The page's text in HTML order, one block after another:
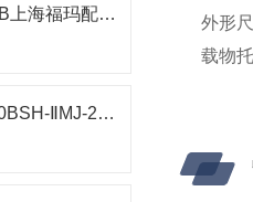
霉菌培养箱MP-250B上海福玛配置技术参数
MJ-80BSH-ⅡMJ-150BSH-ⅡMJ-250BSH-ⅡMJ-300BSH-Ⅱ霉菌培养箱参数
外形
载物